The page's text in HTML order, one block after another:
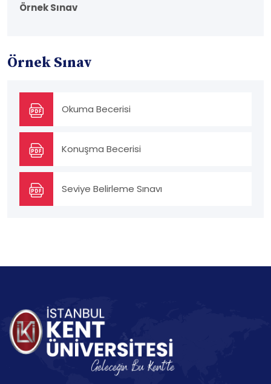
Örnek Sınav
Örnek Sınav
Okuma Becerisi
Konuşma Becerisi
Seviye Belirleme Sınavı